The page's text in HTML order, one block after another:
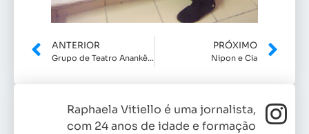
ANTERIOR
Grupo de Teatro Anankê define apresentações de setembro
PRÓXIMO
Nipon e Cia
Raphaela Vitiello é uma jornalista,
com 24 anos de idade e formação